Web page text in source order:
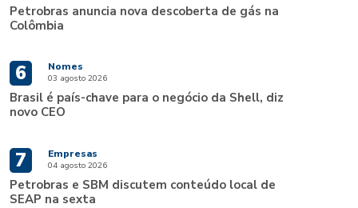
Petrobras anuncia nova descoberta de gás na
Colômbia
6 Nomes
03 agosto 2026
Brasil é país-chave para o negócio da Shell, diz
novo CEO
7 Empresas
04 agosto 2026
Petrobras e SBM discutem conteúdo local de
SEAP na sexta